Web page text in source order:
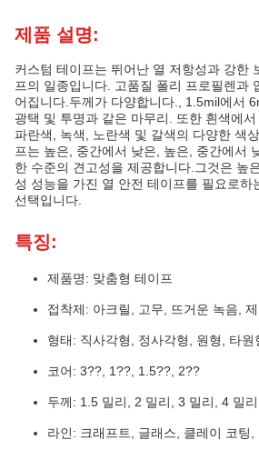
제품 설명:
커스텀 테이프는 뛰어난 열 저항성과 강한
프의 일종입니다. 고품질 폴리 프로필렌과
어집니다.두께가 다양합니다., 1.5mil에서
광택 및 투명과 같은 마무리. 또한 흰색에서
파란색, 녹색, 노란색 및 갈색의 다양한 색
프는 높은, 중간에서 낮은, 높은, 중간에서
한 수준의 견고성을 제공합니다.그것은 높
성 성능을 가진 열 안전 테이프를 필요로하
선택입니다.
특징:
제품명: 맞춤형 테이프
접착제: 아크릴, 고무, 뜨거운 녹음,
형태: 직사각형, 정사각형, 원형, 타원
코어: 3??, 1??, 1.5??, 2??
두께: 1.5 밀리, 2 밀리, 3 밀리, 4 밀
라인: 크래프트, 글래스, 클레이 코팅,